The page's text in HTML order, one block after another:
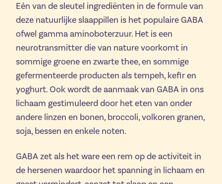
Eén van de sleutel ingrediënten in de formule van
deze natuurlijke slaappillen is het populaire GABA
ofwel gamma aminoboterzuur. Het is een
neurotransmitter die van nature voorkomt in
sommige groene en zwarte thee, en sommige
gefermenteerde producten als tempeh, kefir en
yoghurt. Ook wordt de aanmaak van GABA in ons
lichaam gestimuleerd door het eten van onder
andere linzen en bonen, broccoli, volkoren granen,
soja, bessen en enkele noten.
GABA zet als het ware een rem op de activiteit in
de hersenen waardoor het spanning in lichaam en